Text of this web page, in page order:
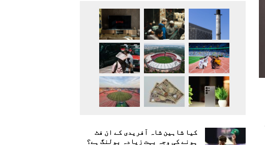
کیا شاہین شاہ آفریدی کے ان فٹ
ہونے کی وجہ بہت زیادہ بولنگ ہے؟